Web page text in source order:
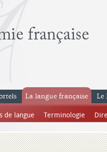
La langue française
de langue Terminologie
Le